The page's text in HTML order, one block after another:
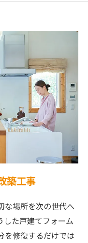
築工事
な場所を次の世代へ
した戸建てフォーム
を修復するだけでは